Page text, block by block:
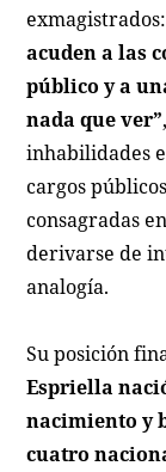
exmagistrados:
acuden a las
público y a
nada que ver”
inhabilidades
cargos
consagradas
derivarse de
analogía.
Su posición
Espriella
nacimiento y
cuatro